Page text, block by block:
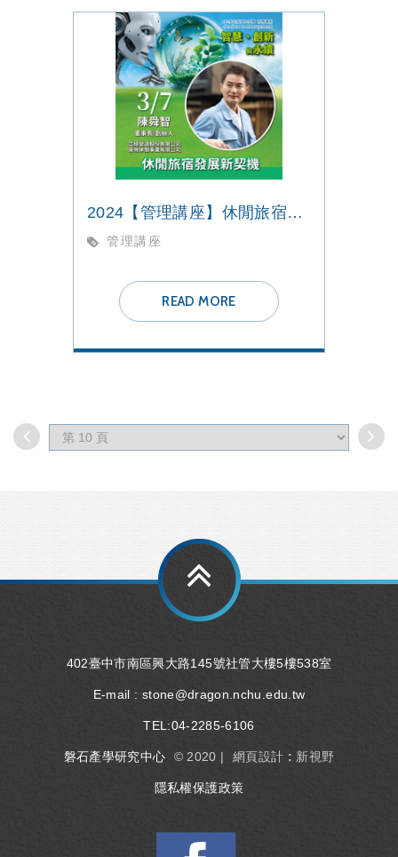
2024【管理講座】休閒旅宿發展新契機
管理講座
READ MORE
402臺中市南區興大路145號社管大樓5樓538室
E-mail : stone@dragon.nchu.edu.tw
TEL:04-2285-6106
磐石產學研究中心 © 2020 | 網頁設計 : 新視野
隱私權保護政策